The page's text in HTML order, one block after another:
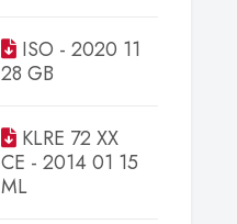
ISO - 2020 11
28 GB
KLRE 72 XX
CE - 2014 01 15
ML